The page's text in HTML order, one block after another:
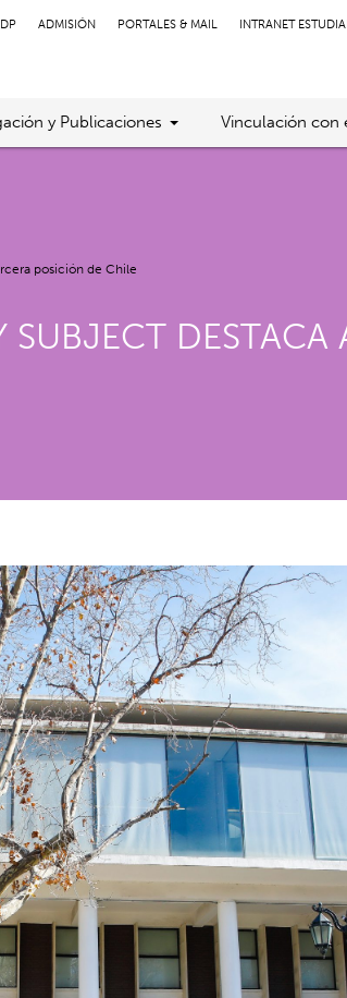
ADMISIÓN PORTALES & MAIL INTRANET
y Publicaciones Vinculación con
posición de Chile